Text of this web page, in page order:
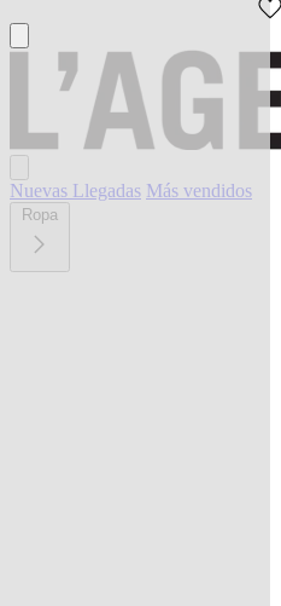
Nuevas Llegadas Más vendidos
Ropa